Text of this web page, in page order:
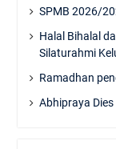
SPMB 2026/
Halal Bihalal
Silaturahmi
Ramadhan
Abhipraya